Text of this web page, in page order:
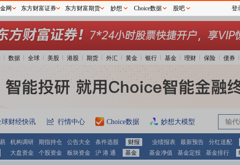
数据 全球 美股 港股 期货 外汇 黄金 银行 基金 理财 保险 债券
球财经快讯 行情中心 Choice数据 妙想大模型
机构调研 期指持仓 公告大全 条件选股 财报 业绩报表 最新预告 分红送配
大盘资金 个股资金 板块资金 沪 港 通 基金 基金净值 基金定投 基金排行
网 东方财富证券 东方财富期货 妙想 Choice数据 股吧 登